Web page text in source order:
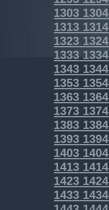
1303 1304
1313 1314
1323 1324
1333 1334
1343 1344
1353 1354
1363 1364
1373 1374
1383 1384
1393 1394
1403 1404
1413 1414
1423 1424
1433 1434